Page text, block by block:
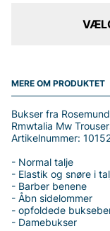
MERE OM PRODUKTET
Bukser fra
Rmwtalia Mw
Artikelnummer:
- Normal talje
- Elastik og snøre i
- Barber benene
- Åbn sidelommer
- opfoldede
- Damebukser